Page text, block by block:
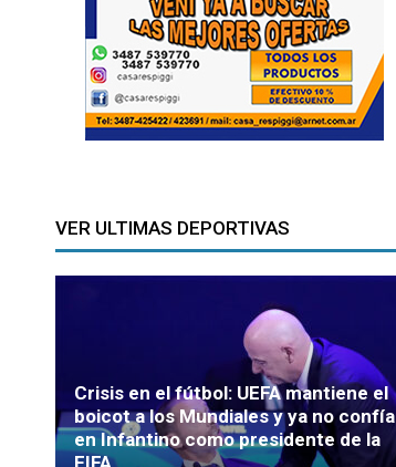
VER ULTIMAS DEPORTIVAS
Crisis en el fútbol: UEFA mantiene el
boicot a los Mundiales y ya no confía
en Infantino como presidente de la